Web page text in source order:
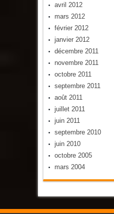
avril 2012
mars 2012
février 2012
janvier 2012
décembre 2011
novembre 2011
octobre 2011
septembre 2011
août 2011
juillet 2011
juin 2011
septembre 2010
juin 2010
octobre 2005
mars 2004